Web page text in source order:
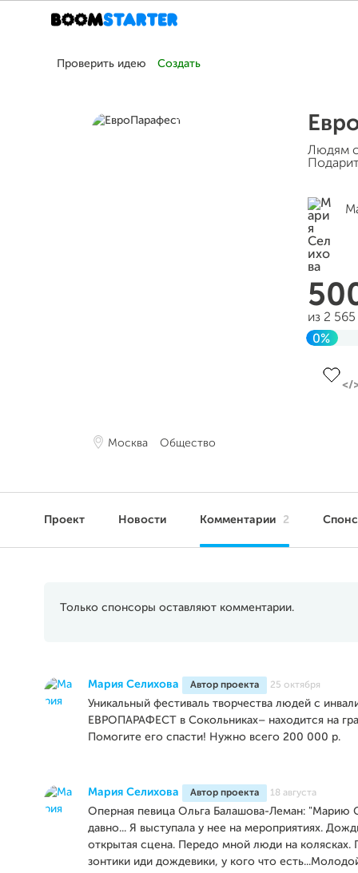
Проверить идею Создать
Москва Общество
Людям
из 2
0%
Проект Новости Комментарии 2
Только спонсоры оставляют комментарии.
Мария Селихова Автор проекта 25 октября
Уникальный фестиваль творчества людей с
ЕВРОПАРАФЕСТ в Сокольниках– находится на
Помогите его спасти! Нужно всего 200 000 р.
Мария Селихова Автор проекта 18 августа
Оперная певица Ольга Балашова-Леман: "Марию
давно... Я выступала у нее на мероприятиях.
открытая сцена. Передо мной люди на колясках.
зонтики иди дождевики, у кого что